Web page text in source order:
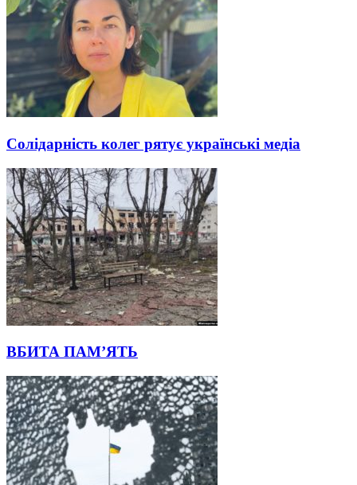
Солідарність колег рятує українські медіа
ВБИТА ПАМ’ЯТЬ